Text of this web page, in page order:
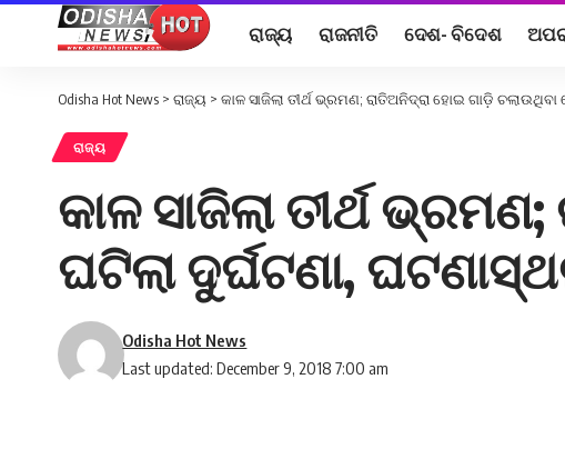
ରାଜ୍ୟ ରାଜନୀତି ଦେଶ- ବିଦେଶ
Odisha Hot News > ରାଜ୍ୟ > କାଳ ସାଜିଲା ତୀର୍ଥ ଭ୍ରମଣ; ରାତିଅନିଦ୍ରା ହୋଇ ଗାଡ଼ି
ରାଜ୍ୟ
କାଳ ସାଜିଲା ତୀର୍ଥ
ଘଟିଲା ଦୁର୍ଘଟଣା,
Last updated: December 9, 2018 7:00 am
Odisha Hot News